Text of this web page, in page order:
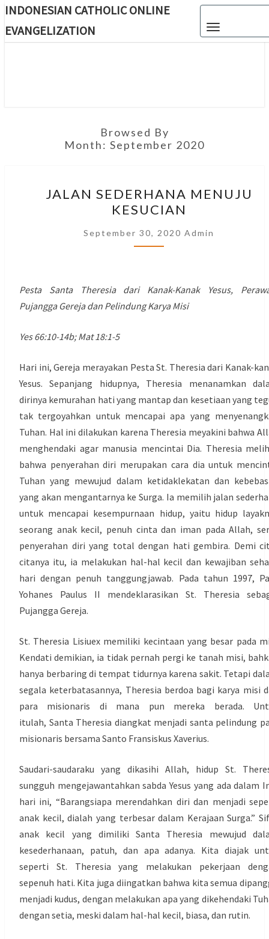
Skip
to
content
INDONESIAN CATHOLIC ONLINE
EVANGELIZATION
Browsed By
Month: September 2020
SEDERHANA
MENUJU
KESUCIAN
JALAN SEDERHANA MENUJU
KESUCIAN
September 30, 2020 Admin
Pesta Santa Theresia dari Kanak-Kanak Yesus,
Pujangga Gereja dan Pelindung Karya Misi
Yes 66:10-14b; Mat 18:1-5
Hari ini, Gereja merayakan Pesta St. Theresia dari Kanak-
Yesus. Sepanjang hidupnya, Theresia menanamkan
dirinya kemurahan hati yang mantap dan kesetiaan yang
tak tergoyahkan untuk mencapai apa yang
Tuhan. Hal ini dilakukan karena Theresia meyakini bahwa
menghendaki agar manusia mencintai Dia. Theresia
bahwa penyerahan diri merupakan cara dia untuk
Tuhan yang mewujud dalam ketidaklekatan dan
yang akan mengantarnya ke Surga. Ia memilih jalan
untuk mencapai kesempurnaan hidup, yaitu hidup
seorang anak kecil, penuh cinta dan iman pada Allah,
penyerahan diri yang total dengan hati gembira. Demi
citanya itu, ia melakukan hal-hal kecil dan kewajiban
hari dengan penuh tanggungjawab. Pada tahun 1997,
Yohanes Paulus II mendeklarasikan St. Theresia
Pujangga Gereja.
St. Theresia Lisiuex memiliki kecintaan yang besar pada
Kendati demikian, ia tidak pernah pergi ke tanah misi,
hanya berbaring di tempat tidurnya karena sakit. Tetapi
segala keterbatasannya, Theresia berdoa bagi karya misi
para misionaris di mana pun mereka berada.
itulah, Santa Theresia diangkat menjadi santa pelindung
misionaris bersama Santo Fransiskus Xaverius.
Saudari-saudaraku yang dikasihi Allah, hidup St.
sungguh mengejawantahkan sabda Yesus yang ada dalam
hari ini, “Barangsiapa merendahkan diri dan menjadi
anak kecil, dialah yang terbesar dalam Kerajaan Surga.”
anak kecil yang dimiliki Santa Theresia mewujud
kesederhanaan, patuh, dan apa adanya. Kita diajak
seperti St. Theresia yang melakukan pekerjaan
sepenuh hati. Kita juga diingatkan bahwa kita semua
menjadi kudus, dengan melakukan apa yang dikehendaki
dengan setia, meski dalam hal-hal kecil, biasa, dan rutin.